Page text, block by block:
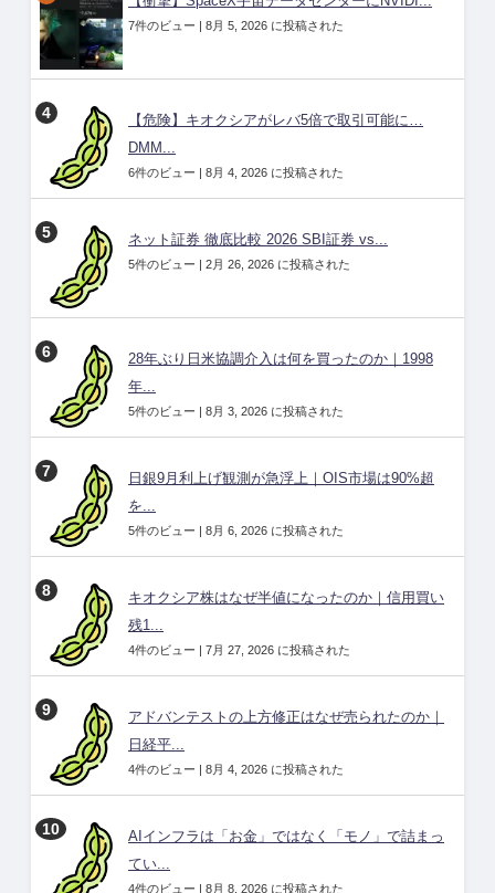
7件のビュー | 8月 5, 2026 に投稿された
【危険】キオクシアがレバ5倍で取引可能に…
DMM...
6件のビュー | 8月 4, 2026 に投稿された
ネット証券 徹底比較 2026 SBI証券 vs...
5件のビュー | 2月 26, 2026 に投稿された
28年ぶり日米協調介入は何を買ったのか｜1998
年...
5件のビュー | 8月 3, 2026 に投稿された
日銀9月利上げ観測が急浮上｜OIS市場は90%超
を...
5件のビュー | 8月 6, 2026 に投稿された
キオクシア株はなぜ半値になったのか｜信用買い
残1...
4件のビュー | 7月 27, 2026 に投稿された
アドバンテストの上方修正はなぜ売られたのか｜
日経平...
4件のビュー | 8月 4, 2026 に投稿された
AIインフラは「お金」ではなく「モノ」で詰まっ
てい...
4件のビュー | 8月 8, 2026 に投稿された